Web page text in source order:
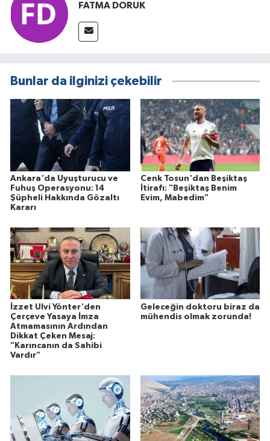
FATMA DORUK
Bunlar da ilginizi çekebilir
Ankara'da Uyuşturucu ve
Fuhuş Operasyonu: 14
Şüpheli Hakkında Gözaltı
Kararı
Cenk Tosun'dan Beşiktaş
İtirafı: "Beşiktaş Benim
Evim, Mabedim"
İzzet Ulvi Yönter'den
Çerçeve Yasaya İmza
Atmamasının Ardından
Dikkat Çeken Mesaj:
"Karıncanın da Sahibi
Vardır"
Geleceğin doktoru biraz da
mühendis olmak zorunda!